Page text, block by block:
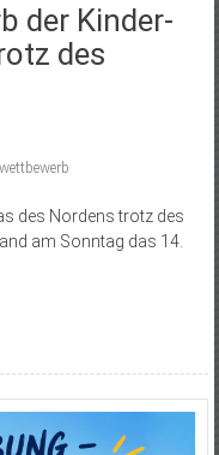
der Kinder-
des
des Nordens trotz des
am Sonntag das 14.